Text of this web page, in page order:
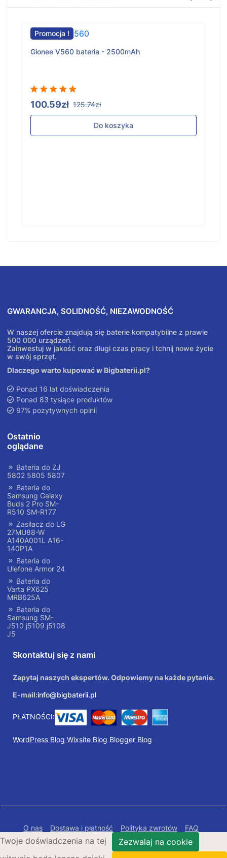
Promocja !
Gionee V560 bateria - 2500mAh
100.59zł 125.74zł
Do koszyka
GWARANCJA, SOLIDNOŚĆ, NIEZAWODNOŚĆ
W naszej ofercie znajdują się baterie kompatybilne z prawie
500 000 urządzeń.
Zainwestuj w jakość oraz długi czas pracy i tchnij nowe życie
w swój sprzęt.
Dlaczego warto kupować w Bigbaterii.pl?
Ponad 16 lat doświadczenia
Ponad 83 tysiące produktów
97% pozytywnych opinii
Ostatnio
oglądane
Bateria do ZJ
5802 5805 5807
Bateria do
Samsung Galaxy
Buds 2 Pro SM-
R510 SM-R177
Zasilacz do LG
27MU88-W
A140A001L A16-
140P1A
Bateria do
Ulefone Armor 24
Bateria do
Varta PX625
MRB625A
Bateria do
Samsung SM-
J510 j5109 j5108
J5
Skontaktuj się z nami
Zapytaj naszych ekspertów. Odpowiemy na każde pytanie.
E-mail:info@bigbaterii.pl
PŁATNOŚCI:
WordPress Blog Wixsite Blog Blogger Blog
O nas Dostawa i płatność Polityka zwrotów
FAQ
Polityka prywatności
Mapa Strony
Twoje doświadczenia na tej
Zezwalaj na cookie